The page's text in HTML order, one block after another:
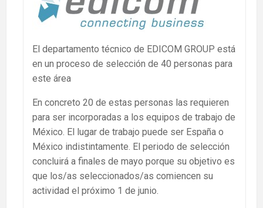
El departamento técnico de EDICOM GROUP está
en un proceso de selección de 40 personas para
este área
En concreto 20 de estas personas las requieren
para ser incorporadas a los equipos de trabajo de
México. El lugar de trabajo puede ser España o
México indistintamente. El periodo de selección
concluirá a finales de mayo porque su objetivo es
que los/as seleccionados/as comiencen su
actividad el próximo 1 de junio.